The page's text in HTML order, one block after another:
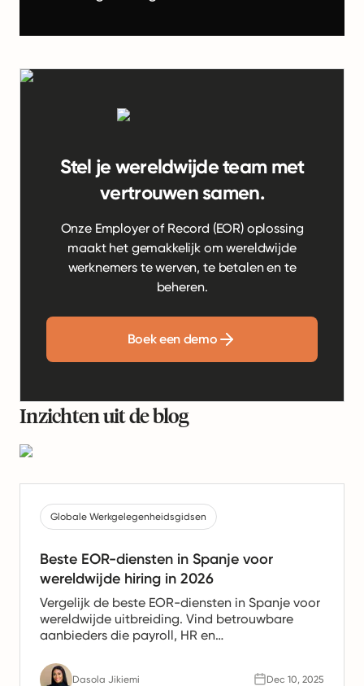
Stel je wereldwijde team met
vertrouwen samen.
Onze Employer of Record (EOR) oplossing
maakt het gemakkelijk om wereldwijde
werknemers te werven, te betalen en te
beheren.
Boek een demo
Inzichten uit de blog
Globale Werkgelegenheidsgidsen
Beste EOR-diensten in Spanje voor
wereldwijde hiring in 2026
Vergelijk de beste EOR-diensten in Spanje voor
wereldwijde uitbreiding. Vind betrouwbare
aanbieders die payroll, HR en
teams.
Dasola Jikiemi Dec 10, 2025